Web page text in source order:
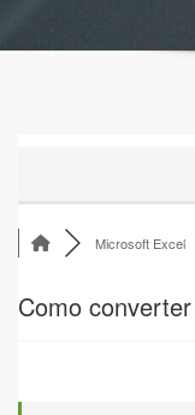
Microsoft Excel
Como